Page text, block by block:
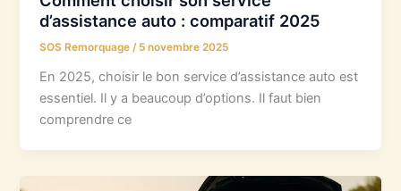
d’assistance auto : comparatif 2025
SOS Remorquage/ 5 novembre 2025
En 2025, choisir le bon service d’assistance auto est
essentiel. Il y a beaucoup d’options. Il faut bien
comprendre ce